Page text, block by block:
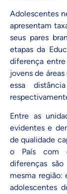
Adolescentes
apresentam
seus pares
etapas da
diferença
jovens de
essa
Entre as
evidentes e
de qualidade
o País com
diferenças
mesma região:
adolescentes